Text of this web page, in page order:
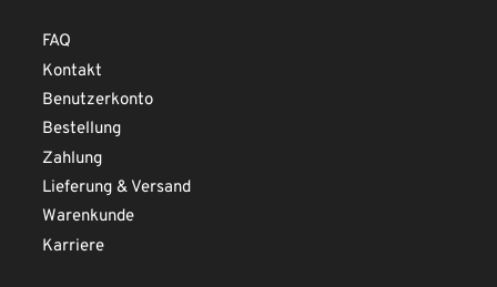
FAQ
Kontakt
Benutzerkonto
Bestellung
Zahlung
Lieferung & Versand
Warenkunde
Karriere